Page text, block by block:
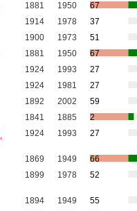
1881 1950
67
1914 1978
37
1900 1973
51
1881 1950
67
1924 1993
27
1924 1981
27
1892 2002
59
1841 1885
2
1924 1993 27
1869 1949
66
1899 1978 52
1894 1949
55